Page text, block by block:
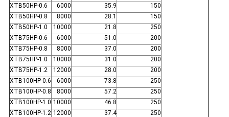
XTB50HP-0.6
6000 35.9
150
XTB50HP-0.8
8000 28.1
150
XTB50HP-1.0
10000 21.8
250
XTB75HP-0.6
6000 51.0
200
XTB75HP-0.8
8000 37.0
200
XTB75HP-1.0
10000 31.0
200
XTB75HP-1.2
12000 28.0
200
XTB100HP-0.6
6000 73.8
250
XTB100HP-0.8
8000 57.2
250
XTB100HP-1.0 10000 46.8
250
XTB100HP-1.2 12000 37.4
250